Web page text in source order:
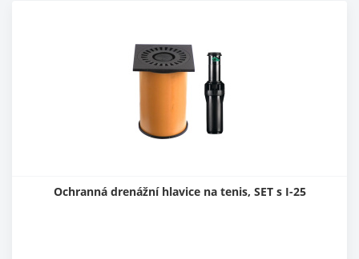
Ochranná drenážní hlavice na tenis, SET s I-25